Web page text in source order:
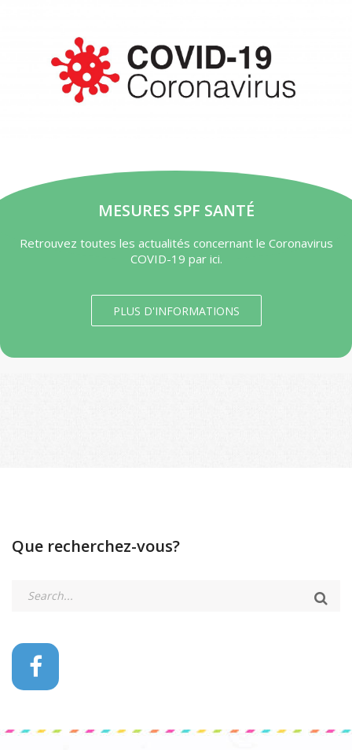
MESURES SPF SANTÉ
Retrouvez toutes les actualités concernant le Coronavirus
COVID-19 par ici.
PLUS D'INFORMATIONS
Que recherchez-vous?